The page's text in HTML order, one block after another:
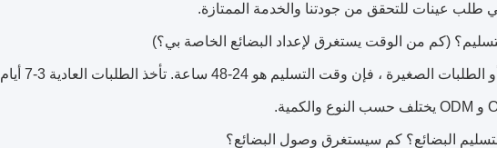
طلب عينات للتحقق من جودتنا والخدمة الممتازة.